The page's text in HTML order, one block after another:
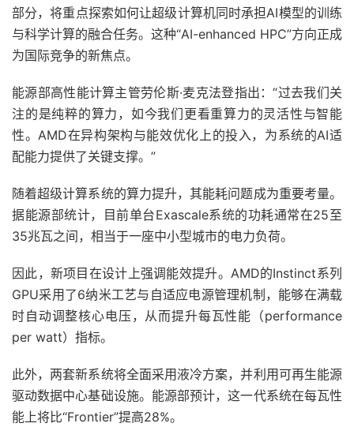
部分，将重点探索如何让超级计算机同时承担AI模型的训练
与科学计算的融合任务。这种“AI-enhanced HPC”方向正成
为国际竞争的新焦点。
能源部高性能计算主管劳伦斯·麦克法登指出：“过去我们关
注的是纯粹的算力，如今我们更看重算力的灵活性与智能
性。AMD在异构架构与能效优化上的投入，为系统的AI适
配能力提供了关键支撑。”
随着超级计算系统的算力提升，其能耗问题成为重要考量。
据能源部统计，目前单台Exascale系统的功耗通常在25至
35兆瓦之间，相当于一座中小型城市的电力负荷。
因此，新项目在设计上强调能效提升。AMD的Instinct系列
GPU采用了6纳米工艺与自适应电源管理机制，能够在满载
时自动调整核心电压，从而提升每瓦性能（performance
per watt）指标。
此外，两套新系统将全面采用液冷方案，并利用可再生能源
驱动数据中心基础设施。能源部预计，这一代系统在每瓦性
能上将比“Frontier”提高28%。